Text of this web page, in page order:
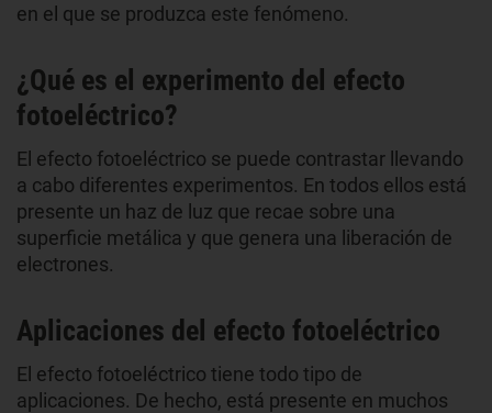
en el que se produzca este fenómeno.
¿Qué es el experimento del efecto
fotoeléctrico?
El efecto fotoeléctrico se puede contrastar llevando
a cabo diferentes experimentos. En todos ellos está
presente un haz de luz que recae sobre una
superficie metálica y que genera una liberación de
electrones.
Aplicaciones del efecto fotoeléctrico
El efecto fotoeléctrico tiene todo tipo de
aplicaciones. De hecho, está presente en muchos